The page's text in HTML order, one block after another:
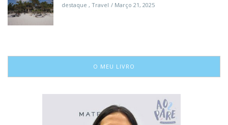
destaque , Travel Março 21, 2025
O MEU LIVRO